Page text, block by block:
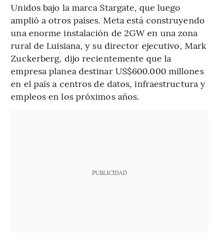
Unidos bajo la marca Stargate, que luego
amplió a otros países. Meta está construyendo
una enorme instalación de 2GW en una zona
rural de Luisiana, y su director ejecutivo, Mark
Zuckerberg, dijo recientemente que la
empresa planea destinar US$600.000 millones
en el país a centros de datos, infraestructura y
empleos en los próximos años.
PUBLICIDAD